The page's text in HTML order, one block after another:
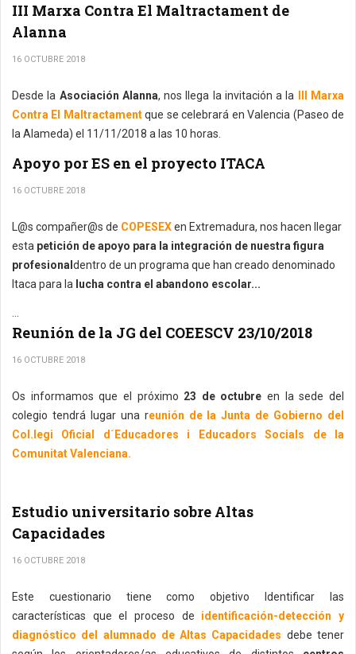
III Marxa Contra El Maltractament de
Alanna
16 OCTUBRE 2018
Desde la Asociación Alanna, nos llega la invitación a la
III Marxa
Contra El Maltractamentque se celebrará en Valencia (Paseo de
la Alameda) el 11/11/2018 a las 10 horas.
Apoyo por ES en el proyecto ITACA
16 OCTUBRE 2018
L@s compañer@s de COPESEXen Extremadura, nos hacen llegar
esta petición de apoyo para la integración de nuestra figura
profesional dentro de un programa que han creado denominado
Itaca para la lucha contra el abandono escolar...
Reunión de la JG del COEESCV 23/10/2018
16 OCTUBRE 2018
Os informamos que el próximo 23 de octubre en la sede del
colegio tendrá lugar una reunión de la Junta de Gobierno del
Col.legi Oficial d´Educadores i Educadors Socials de la
Comunitat Valenciana.
Estudio universitario sobre Altas
Capacidades
16 OCTUBRE 2018
Este cuestionario tiene como objetivo Identificar las
características que el proceso de identificación-detección y
diagnóstico del alumnado de Altas Capacidades debe tener